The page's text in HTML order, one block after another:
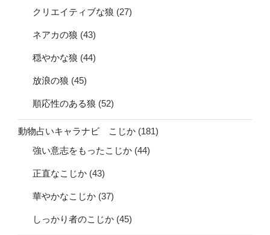
クリエイティブな狼 (27)
ネアカの狼 (43)
穏やかな狼 (44)
放浪の狼 (45)
順応性のある狼 (52)
動物占いキャラナビ こじか (181)
強い意志をもったこじか (44)
正直なこじか (43)
華やかなこじか (37)
しっかり者のこじか (45)